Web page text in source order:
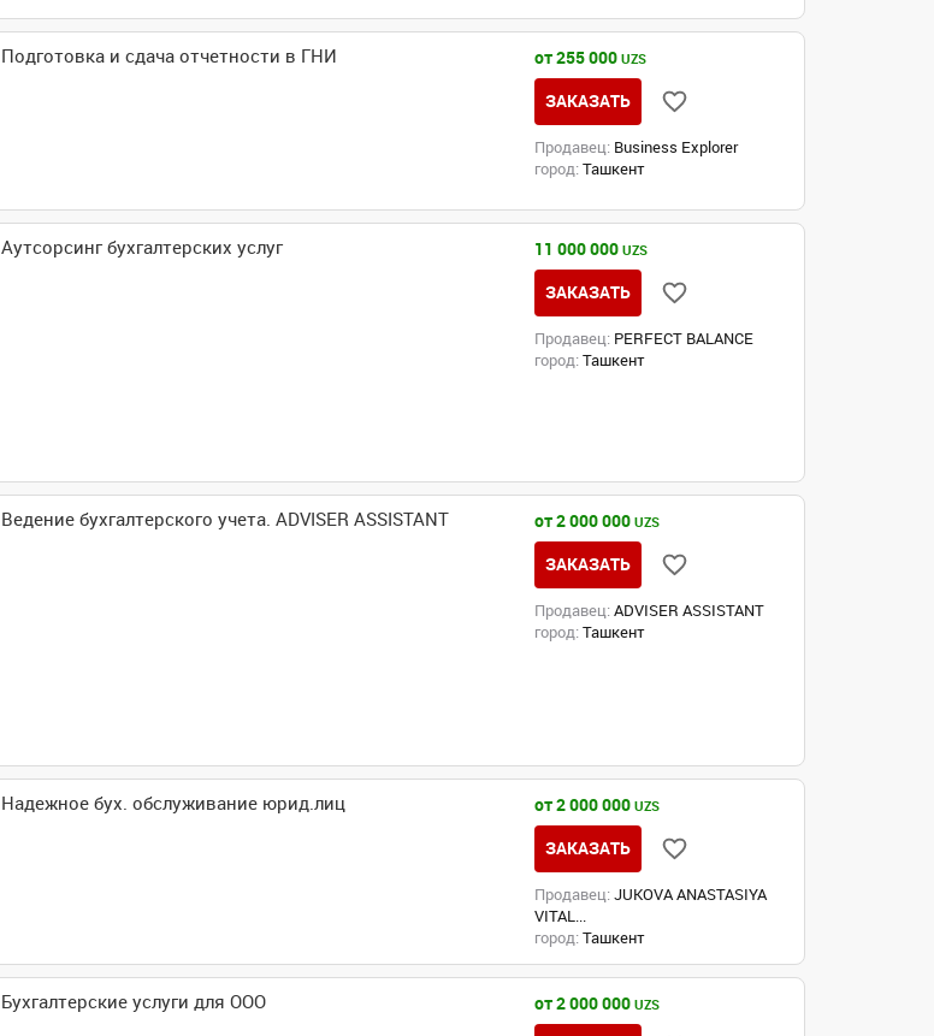
Подготовка и сдача отчетности в ГНИ от 255 000UZS
ЗАКАЗАТЬ
Продавец: Business Explorer
город: Ташкент
Аутсорсинг бухгалтерских услуг 11 000 000UZS
ЗАКАЗАТЬ
Продавец: PERFECT BALANCE
город: Ташкент
Ведение бухгалтерского учета. ADVISER ASSISTANT от 2 000 000UZS
ЗАКАЗАТЬ
Продавец: ADVISER ASSISTANT
город: Ташкент
Надежное бух. обслуживание юрид.лиц от 2 000 000UZS
ЗАКАЗАТЬ
Продавец: JUKOVA ANASTASIYA
VITAL...
город: Ташкент
Бухгалтерские услуги для ООО от 2 000 000UZS